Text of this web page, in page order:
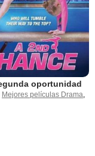
oportunidad
Mejores películas Drama,